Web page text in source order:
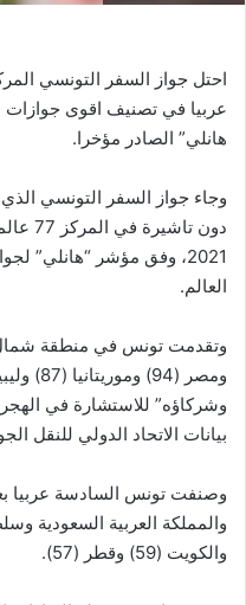
احتل جواز السفر التونسي
هانلي” الصادر مؤخرا.
دون
العالم.
وشركاؤه” للاستشارة في
بيانات الاتحاد الدولي للنقل
والكويت (59) وقطر (57).